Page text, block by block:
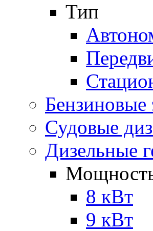
Тип
Бензиновые
Судовые
Дизельные
8 кВт
9 кВт